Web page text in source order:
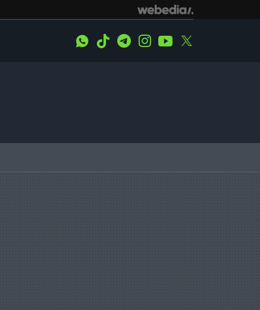
WhatsApp
Tiktok TelegramInstagramYoutube